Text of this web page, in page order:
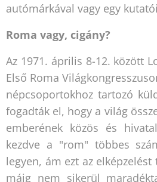
autómárkával vagy egy
Roma vagy, cigány?
Az 1971. április 8-12. között
Első Roma
népcsoportokhoz tartozó
fogadták el, hogy a világ
emberének közös és
kezdve a "rom" többes
legyen, ám ezt az
máig nem sikerül